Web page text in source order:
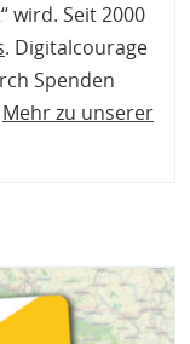
wird. Seit 2000
. Digitalcourage
Spenden
Mehr zu unserer